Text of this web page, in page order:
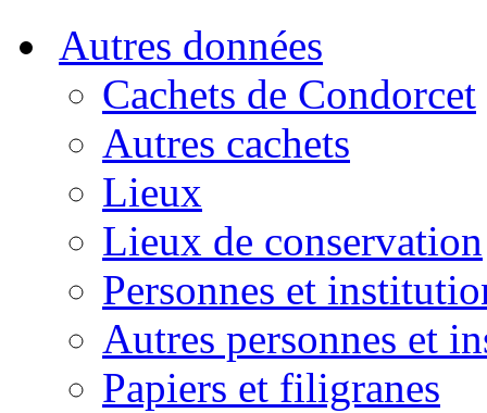
Autres données
Cachets de Condorcet
Autres cachets
Lieux
Lieux de conservation
Personnes et
Autres personnes et
Papiers et filigranes